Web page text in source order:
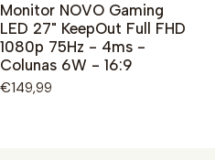
Monitor NOVO Gaming
LED 27" KeepOut Full FHD
1080p 75Hz - 4ms -
Colunas 6W - 16:9
€149,99